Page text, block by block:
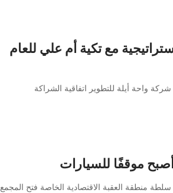
مع تكية أم علي للعام
واحة أيلة للتطوير اتفاقية الشراكة
موقفًا للسيارات
منطقة العقبة الاقتصادية الخاصة فتح المجمع